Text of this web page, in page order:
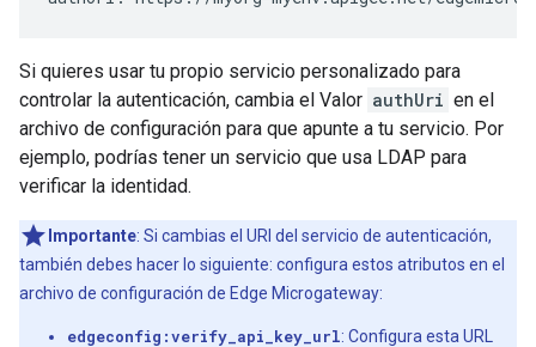
Si quieres usar tu propio servicio personalizado para
controlar la autenticación, cambia el Valor authUri en el
archivo de configuración para que apunte a tu servicio. Por
ejemplo, podrías tener un servicio que usa LDAP para
verificar la identidad.
Importante: Si cambias el URI del servicio de autenticación,
también debes hacer lo siguiente: configura estos atributos en el
archivo de configuración de Edge Microgateway:
edgeconfig:verify_api_key_url: Configura esta URL